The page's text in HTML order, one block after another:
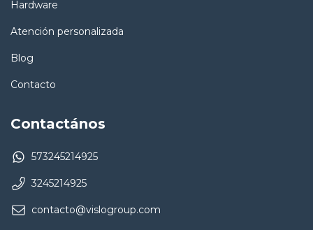
Hardware
Atención personalizada
Blog
Contacto
Contactános
573245214925
3245214925
contacto@vislogroup.com